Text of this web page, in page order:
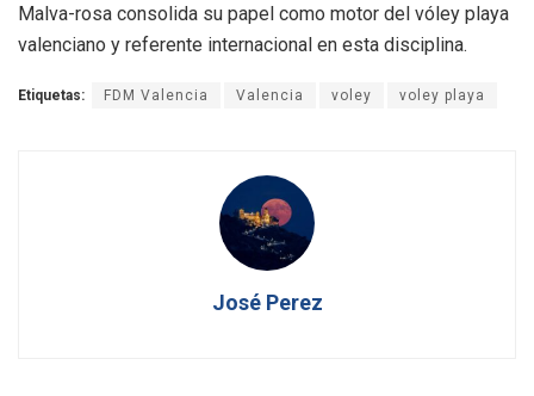
Malva-rosa consolida su papel como motor del vóley playa
valenciano y referente internacional en esta disciplina.
Etiquetas: FDM Valencia Valencia voley voley playa
José Perez